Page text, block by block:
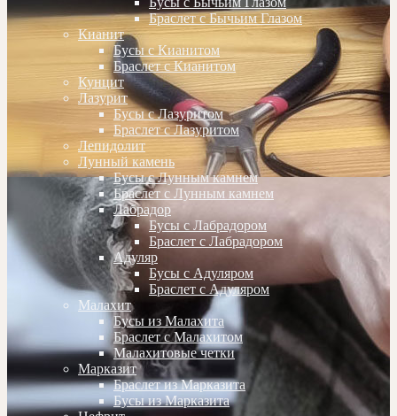
Браслет с Бычьим Глазом
Кианит
Бусы с Кианитом
Браслет с Кианитом
Кунцит
Лазурит
Бусы с Лазуритом
Браслет с Лазуритом
Лепидолит
Лунный камень
Бусы с Лунным камнем
Браслет с Лунным камнем
Лабрадор
Бусы с Лабрадором
Браслет с Лабрадором
Адуляр
Бусы с Адуляром
Браслет с Адуляром
Малахит
Бусы из Малахита
Браслет с Малахитом
Малахитовые четки
Марказит
Браслет из Марказита
Бусы из Марказита